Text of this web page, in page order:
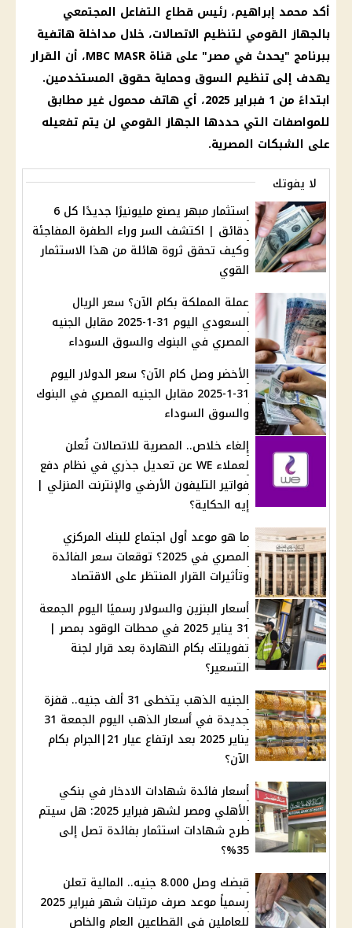
أكد محمد إبراهيم، رئيس قطاع التفاعل المجتمعي
بالجهاز القومي لتنظيم الاتصالات، خلال مداخلة هاتفية
ببرنامج "يحدث في مصر" على قناة MBC MASR، أن القرار
يهدف إلى تنظيم السوق وحماية حقوق المستخدمين.
ابتداءً من 1 فبراير 2025، أي هاتف محمول غير مطابق
للمواصفات التي حددها الجهاز القومي لن يتم تفعيله
على الشبكات المصرية.
لا يفوتك
استثمار مبهر يصنع مليونيرًا جديدًا كل 6
دقائق | اكتشف السر وراء الطفرة المفاجئة
وكيف تحقق ثروة هائلة من هذا الاستثمار
القوي
عملة المملكة بكام الآن؟ سعر الريال
السعودي اليوم 31-1-2025 مقابل الجنيه
المصري في البنوك والسوق السوداء
الأخضر وصل كام الآن؟ سعر الدولار اليوم
31-1-2025 مقابل الجنيه المصري في البنوك
والسوق السوداء
إلغاء خلاص.. المصرية للاتصالات تُعلن
لعملاء WE عن تعديل جذري في نظام دفع
فواتير التليفون الأرضي والإنترنت المنزلي |
إيه الحكاية؟
ما هو موعد أول اجتماع للبنك المركزي
المصري في 2025؟ توقعات سعر الفائدة
وتأثيرات القرار المنتظر على الاقتصاد
أسعار البنزين والسولار رسميًا اليوم الجمعة
31 يناير 2025 في محطات الوقود بمصر |
تفويلتك بكام النهاردة بعد قرار لجنة
التسعير؟
الجنيه الذهب يتخطى 31 ألف جنيه.. قفزة
جديدة في أسعار الذهب اليوم الجمعة 31
يناير 2025 بعد ارتفاع عيار 21|الجرام بكام
الآن؟
أسعار فائدة شهادات الادخار في بنكي
الأهلي ومصر لشهر فبراير 2025: هل سيتم
طرح شهادات استثمار بفائدة تصل إلى
35%؟
قبضك وصل 8.000 جنيه.. المالية تعلن
رسمياً موعد صرف مرتبات شهر فبراير 2025
للعاملين في القطاعين العام والخاص